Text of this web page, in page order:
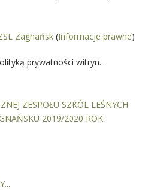
Zagnańsk (Informacje prawne)
prywatności witryn...
ZESPOŁU SZKÓL LEŚNYCH
2019/2020 ROK